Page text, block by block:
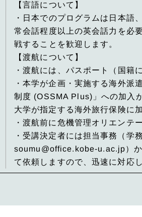
【言語について】
・日本でのプログラムは日本語
常会話程度以上の英会話力を必
戦することを歓迎します。
【渡航について】
・渡航には、パスポート（国籍
・本学が企画・実施する海外派
制度 (OSSMA Plus)」への加入
大学が指定する海外旅行保険に
・渡航前に危機管理オリエンテ
・受講決定者には担当事務（学
soumu@office.kobe-u.ac.jp）
て依頼しますので、迅速に対応